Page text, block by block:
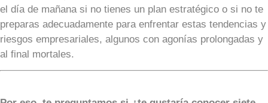
el día de mañana si no tienes un plan estratégico o si no te
preparas adecuadamente para enfrentar estas tendencias y
riesgos empresariales, algunos con agonías prolongadas y
al final mortales.